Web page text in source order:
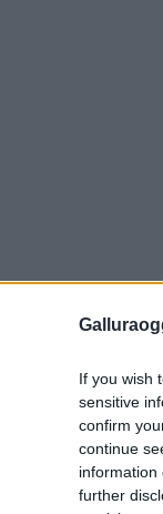
If you wish
sensitive
confirm
continue
information
further
da giorni.